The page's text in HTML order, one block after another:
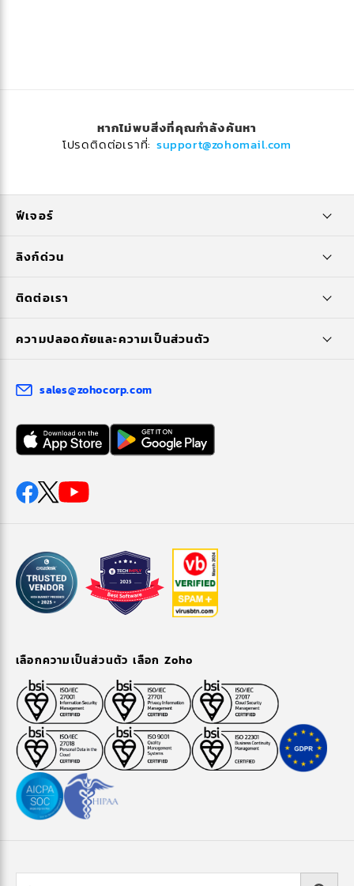
หากไม่พบสิ่งที่คุณกำลังค้นหา
โปรดติดต่อเราที่:support@zohomail.com
ฟีเจอร์
ลิงก์ด่วน
ติดต่อเรา
ความปลอดภัยและความเป็นส่วนตัว
sales@zohocorp.com
เลือกความเป็นส่วนตัว เลือก Zoho